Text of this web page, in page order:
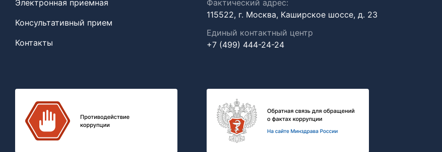
Электронная приемная
Консультативный прием
Контакты
Фактический адрес:
115522, г. Москва, Каширское шоссе, д. 23
Единый контактный центр
+7 (499) 444-24-24